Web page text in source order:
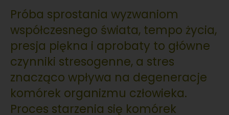
Próba sprostania wyzwaniom
współczesnego świata, tempo życia,
presja piękna i aprobaty to główne
czynniki stresogenne, a stres
znacząco wpływa na degeneracje
komórek organizmu człowieka.
Proces starzenia się komórek